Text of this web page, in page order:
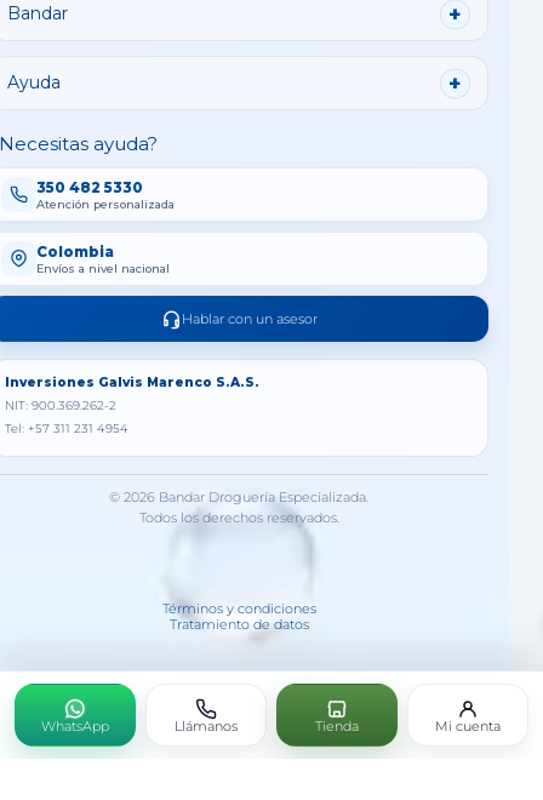
Bandar
Ayuda
ayuda?
350 482 5330
Atención personalizada
Colombia
Envíos a nivel nacional
Hablar con un asesor
Inversiones Galvis Marenco S.A.S.
NIT: 900.369.262-2
Tel: +57 311 231 4954
© 2026 Bandar Droguería Especializada.
Todos los derechos reservados.
Términos y condiciones
Tratamiento de datos
WhatsApp Llámanos Tienda Mi cuenta